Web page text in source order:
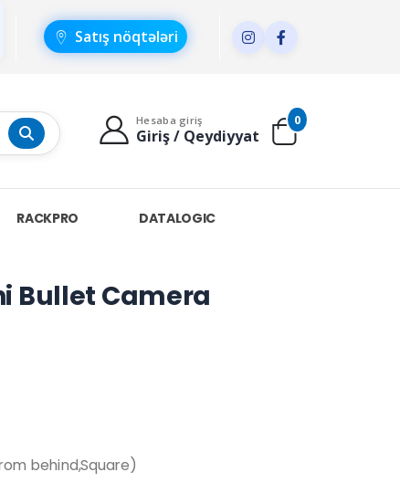
Satış nöqtələri
Hesaba giriş
Giriş / Qeydiyyat
0
RACKPRO DATALOGIC
Bullet Camera
behind,Square)